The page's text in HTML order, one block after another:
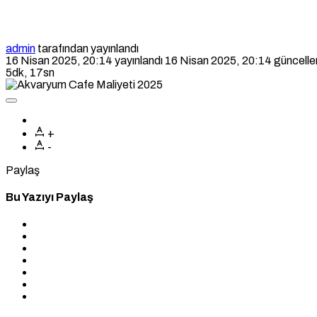
admin tarafından yayınlandı
16 Nisan 2025, 20:14 yayınlandı 16 Nisan 2025, 20:14
5dk, 17sn
+
-
Paylaş
Bu Yazıyı Paylaş